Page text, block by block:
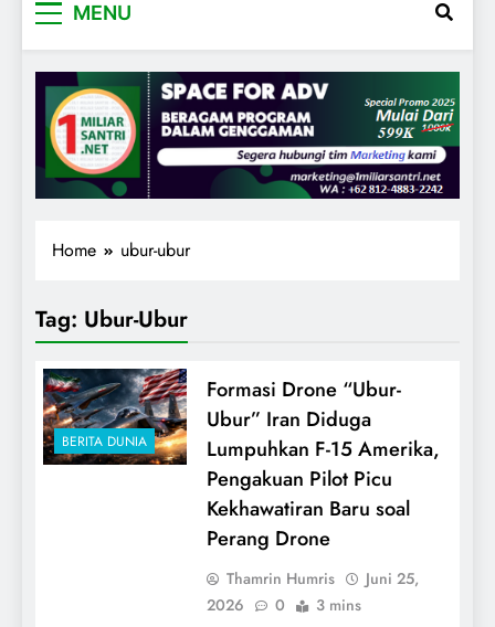
MENU
Home ubur-ubur
Tag: Ubur-Ubur
BERITA DUNIA
Formasi Drone “Ubur-
Ubur” Iran Diduga
Lumpuhkan F-15 Amerika,
Pengakuan Pilot Picu
Kekhawatiran Baru soal
Perang Drone
Thamrin Humris
Juni 25,
2026
0 3 mins